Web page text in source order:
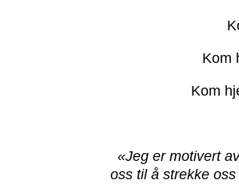
Kom
Kom
«Jeg er motivert
oss til å strekke